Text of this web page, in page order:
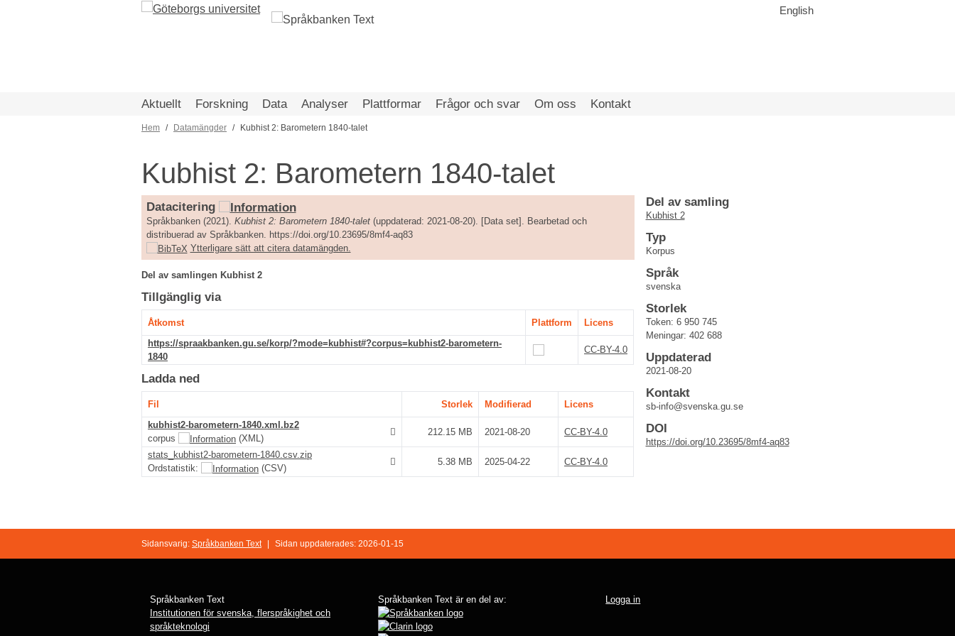
English
Aktuellt Forskning Data Analyser Plattformar Frågor och svar Om oss Kontakt
Länkstig
Hem Datamängder Kubhist 2: Barometern 1840-talet
Kubhist 2: Barometern 1840-talet
Datacitering
Språkbanken (2021). Kubhist 2: Barometern 1840-talet(uppdaterad: 2021-08-20). [Data set]. Bearbetad och
distribuerad av Språkbanken. https://doi.org/10.23695/8mf4-aq83
Ytterligare sätt att citera datamängden.
Del av samlingen Kubhist 2
Tillgänglig via
Åtkomst Plattform
Licens
https://spraakbanken.gu.se/korp/?mode=kubhist#?corpus=kubhist2-barometern-
1840
CC-BY-4.0
Ladda ned
Fil Storlek Modifierad
Licens
kubhist2-barometern-1840.xml.bz2
corpus
(XML)
212.15 MB 2021-08-20 CC-BY-4.0
stats_kubhist2-barometern-1840.csv.zip
Ordstatistik:
(CSV)
5.38 MB 2025-04-22 CC-BY-4.0
Del av samling
Kubhist 2
Typ
Korpus
Språk
svenska
Storlek
Token: 6 950 745
Meningar: 402 688
Uppdaterad
2021-08-20
Kontakt
sb-info@svenska.gu.se
DOI
https://doi.org/10.23695/8mf4-aq83
Sidansvarig: Språkbanken Text Sidan uppdaterades: 2026-01-15
Språkbanken Text
Institutionen för svenska, flerspråkighet och
språkteknologi
Språkbanken Text är en del av: Logga in